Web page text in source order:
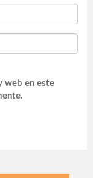
web en este